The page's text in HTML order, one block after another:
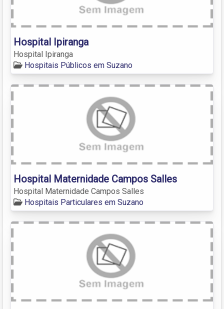
Hospital Ipiranga
Hospital Ipiranga
Hospitais Públicos em Suzano
Hospital Maternidade Campos Salles
Hospital Maternidade Campos Salles
Hospitais Particulares em Suzano